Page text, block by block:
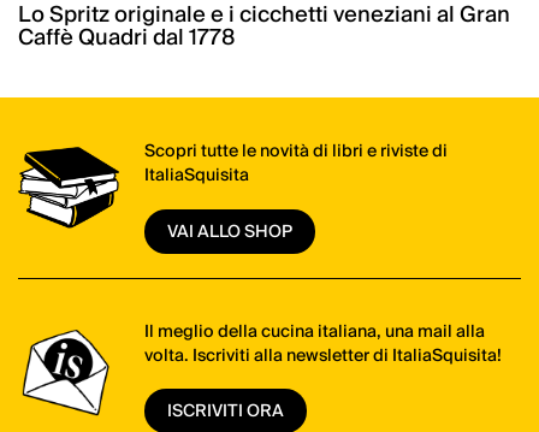
Lo Spritz originale e i cicchetti veneziani al Gran
Caffè Quadri dal 1778
Scopri tutte le novità di libri e riviste di
ItaliaSquisita
VAI ALLO SHOP
Il meglio della cucina italiana, una mail alla
volta. Iscriviti alla newsletter di ItaliaSquisita!
ISCRIVITI ORA